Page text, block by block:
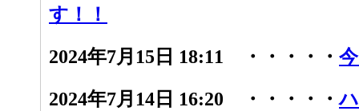
す！！
2024年7月15日 18:11 ・・・・・
2024年7月14日 16:20 ・・・・・